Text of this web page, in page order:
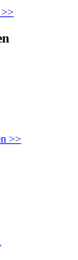
>>
>>